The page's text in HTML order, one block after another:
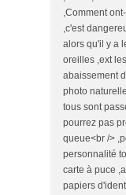
,Comment
,c'est
alors qu'il y a
oreilles ,ext
abaissement
photo
tous sont
pourrez pas
queue<br />
personnalité
carte à puce
papiers